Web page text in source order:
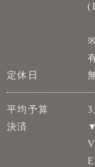
定休日
平均予算
決済